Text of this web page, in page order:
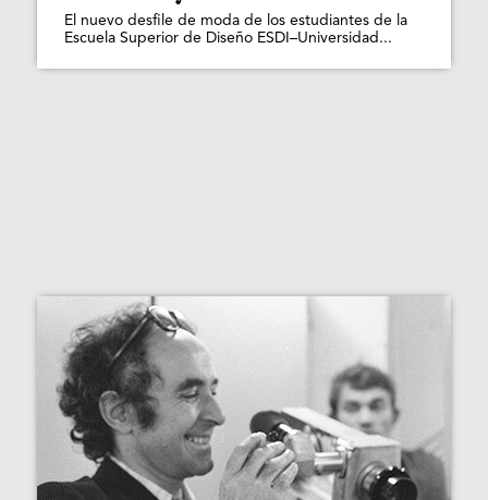
El nuevo desfile de moda de los estudiantes de la
Escuela Superior de Diseño ESDI–Universidad...